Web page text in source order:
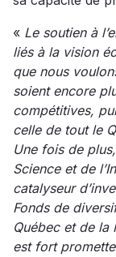
« Le soutien à
liés à la vision
que nous
soient encore
compétitives,
celle de tout le
Une fois de
Science et de
catalyseur
Fonds de
Québec et de la
est fort